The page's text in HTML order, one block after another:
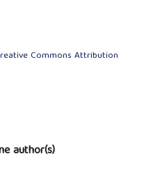
Commons Attribution
author(s)